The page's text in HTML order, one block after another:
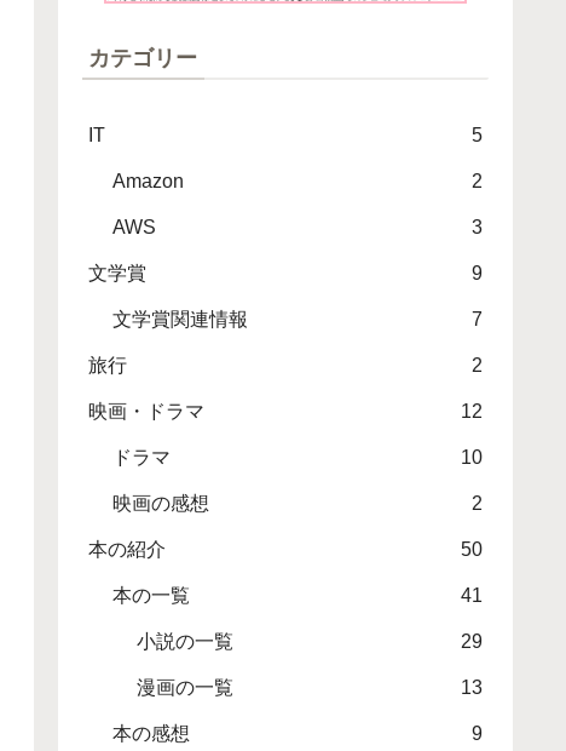
カテゴリー
IT 5
Amazon 2
AWS 3
文学賞 9
文学賞関連情報 7
旅行 2
映画・ドラマ 12
ドラマ 10
映画の感想 2
本の紹介 50
本の一覧 41
小説の一覧 29
漫画の一覧 13
本の感想 9